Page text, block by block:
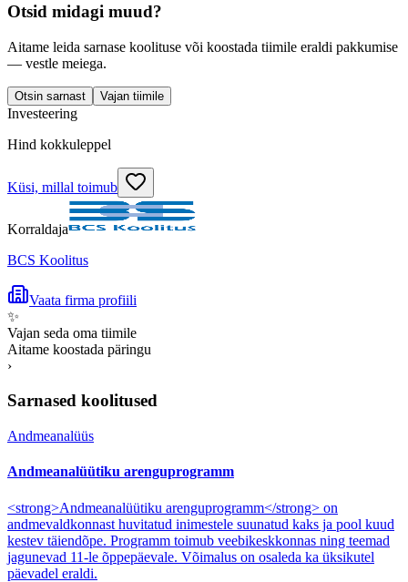
Otsid midagi muud?
Aitame leida sarnase koolituse või koostada tiimile eraldi pakkumise
— vestle meiega.
Otsin sarnast Vajan tiimile
Investeering
Hind kokkuleppel
Küsi, millal toimub
Korraldaja
BCS Koolitus
Vaata firma profiili
✨
Vajan seda oma tiimile
Aitame koostada päringu
›
Sarnased koolitused
Andmeanalüüs
Andmeanalüütiku arenguprogramm
<strong>Andmeanalüütiku arenguprogramm</strong> on
andmevaldkonnast huvitatud inimestele suunatud kaks ja pool kuud
kestev täiendõpe. Programm toimub veebikeskkonnas ning teemad
jagunevad 11-le õppepäevale. Võimalus on osaleda ka üksikutel
päevadel eraldi.